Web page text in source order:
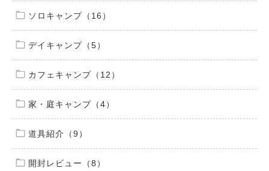
ソロキャンプ（16）
デイキャンプ（5）
カフェキャンプ（12）
家・庭キャンプ（4）
道具紹介（9）
開封レビュー（8）